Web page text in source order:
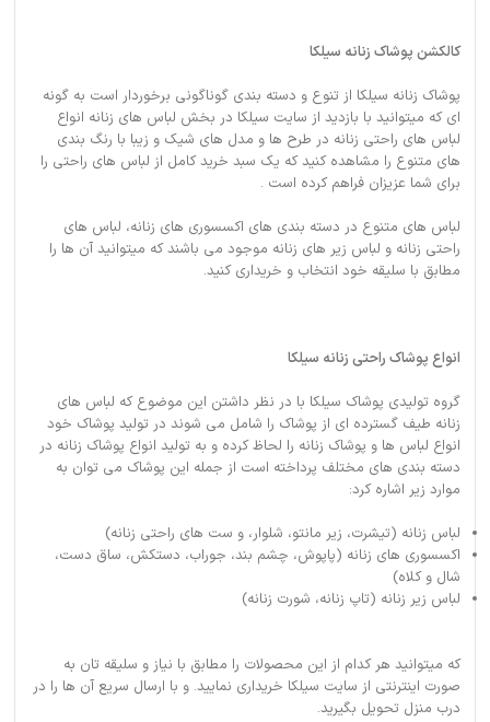
کالکشن پوشاک زنانه سیلکا
پوشاک زنانه سیلکا از تنوع و دسته بندی گوناگونی برخوردار است به گونه
ای که میتوانید با بازدید از سایت سیلکا در بخش لباس های زنانه انواع
لباس های راحتی زنانه در طرح ها و مدل های شیک و زیبا با رنگ بندی
های متنوع را مشاهده کنید که یک سبد خرید کامل از لباس های راحتی را
برای شما عزیزان فراهم کرده است .
لباس های متنوع در دسته بندی های اکسسوری های زنانه، لباس های
راحتی زنانه و لباس زیر های زنانه موجود می باشند که میتوانید آن ها را
مطابق با سلیقه خود انتخاب و خریداری کنید.
انواع پوشاک راحتی زنانه سیلکا
گروه تولیدی پوشاک سیلکا با در نظر داشتن این موضوع که لباس های
زنانه طیف گسترده ای از پوشاک را شامل می شوند در تولید پوشاک خود
انواع لباس ها و پوشاک زنانه را لحاظ کرده و به تولید انواع پوشاک زنانه در
دسته بندی های مختلف پرداخته است از جمله این پوشاک می توان به
موارد زیر اشاره کرد:
لباس زنانه (تیشرت، زیر مانتو، شلوار، و ست های راحتی زنانه)
اکسسوری های زنانه (پاپوش، چشم بند، جوراب، دستکش، ساق دست،
شال و کلاه)
لباس زیر زنانه (تاپ زنانه، شورت زنانه)
که میتوانید هر کدام از این محصولات را مطابق با نیاز و سلیقه تان به
صورت اینترنتی از سایت سیلکا خریداری نمایید. و با ارسال سریع آن ها را در
درب منزل تحویل بگیرید.